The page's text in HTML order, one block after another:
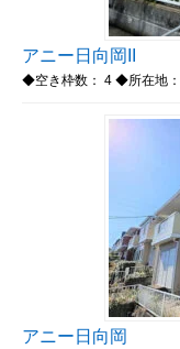
アニー日向岡II
◆空き枠数： 4 ◆所在地
アニー日向岡